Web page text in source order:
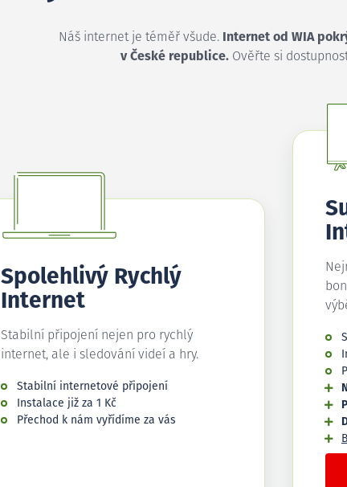
Náš internet je téměř všude.
Internet od WIA
v České republice. Ověřte si
Spolehlivý Rychlý
Internet
Stabilní připojení nejen pro rychlý
internet, ale i sledování videí a hry.
Stabilní internetové připojení
Instalace již za 1 Kč
Přechod k nám vyřídíme za vás